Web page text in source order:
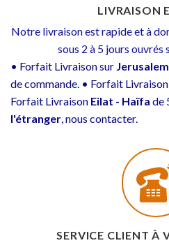
LIVRAISON
Notre livraison est rapide et à
sous 2 à 5 jours ouvrés
• Forfait Livraison sur Jerusalem
de commande. • Forfait Livraison
Forfait Livraison Eilat - Haïfa de
l'étranger, nous contacter.
SERVICE CLIENT À